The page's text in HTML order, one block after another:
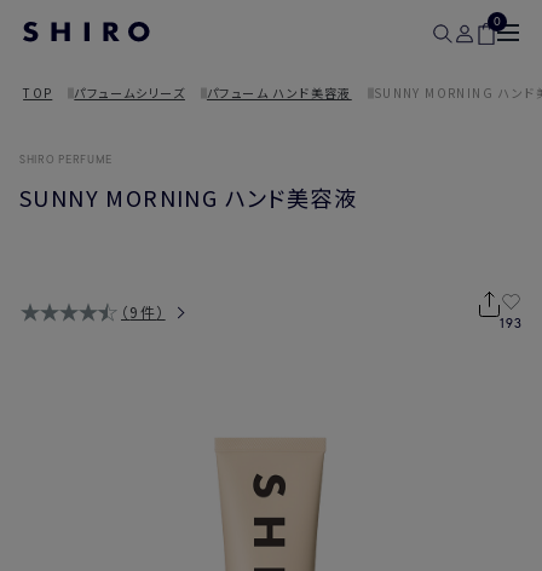
0
TOP パフュームシリーズ パフューム ハンド美容液 SUNNY MORNING ハンド
SHIRO PERFUME
SUNNY MORNING ハンド美容液
9件
193